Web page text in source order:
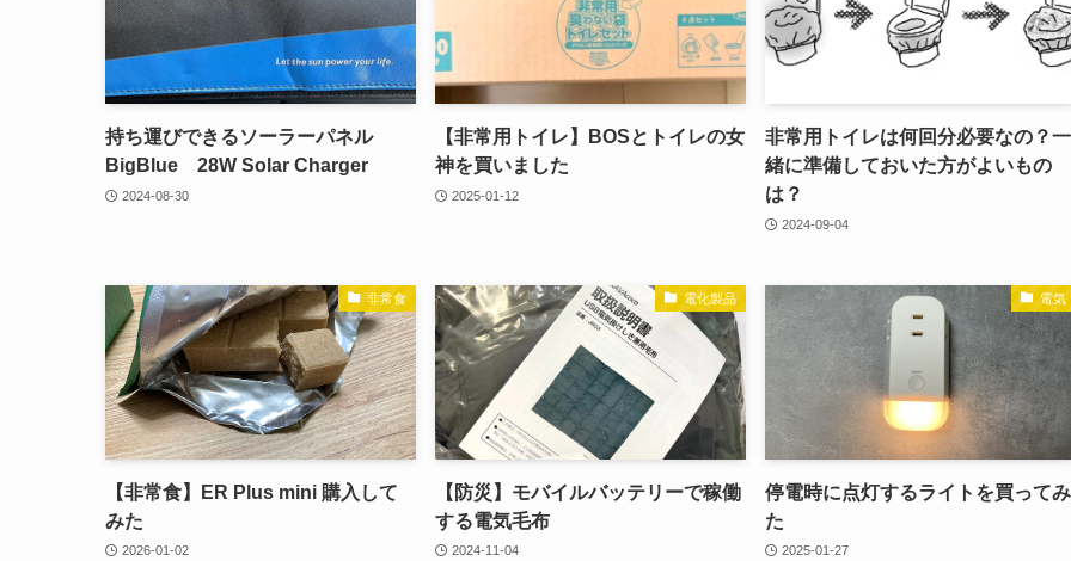
持ち運びできるソーラーパネル
BigBlue 28W Solar Charger
2024-08-30
【非常用トイレ】BOSとトイレの女
神を買いました
2025-01-12
非常用トイレは何回分必要なの？一
緒に準備しておいた方がよいもの
は？
2024-09-04
非常食
【非常食】ER Plus mini 購入して
みた
2026-01-02
電化製品
【防災】モバイルバッテリーで稼働
する電気毛布
2024-11-04
電気
停電時に点灯するライトを買ってみ
た
2025-01-27